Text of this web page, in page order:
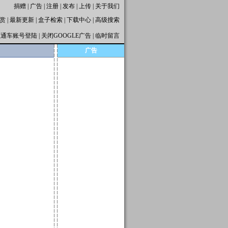
捐赠 广告 注册 发布 上传 关于我们
最新更新 盒子检索 下载中心 高级搜索
车账号登陆 关闭GOOGLE广告 临时留言
广告